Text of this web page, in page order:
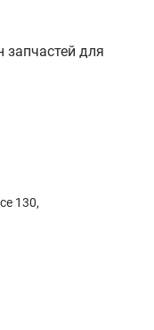
для
130,